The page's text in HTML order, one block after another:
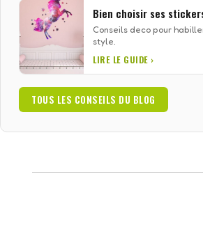
Bien choisir ses
Conseils deco pour
style.
LIRE LE GUIDE ›
TOUS LES CONSEILS DU BLOG